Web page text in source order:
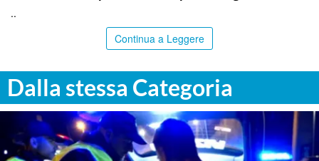
..
Continua a Leggere
Dalla stessa Categoria